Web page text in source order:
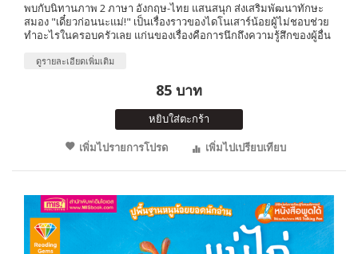
พบกับนิทานภาพ 2 ภาษา อังกฤษ-ไทย แสนสนุก ส่งเสริมพัฒนาทักษะ
สมอง "เดี๋ยวก่อนนะแม่!" เป็นเรื่องราวของไดโนเสาร์น้อยผู้ไม่ชอบช่วย
ทำอะไรในครอบครัวเลย แก่นของเรื่องคือการนึกถึงความรู้สึกของผู้อื่น
ดูรายละเอียดเพิ่มเติม
85 บาท
หยิบใส่ตะกร้า
เพิ่มไปรายการโปรด
เพิ่มไปเปรียบเทียบ